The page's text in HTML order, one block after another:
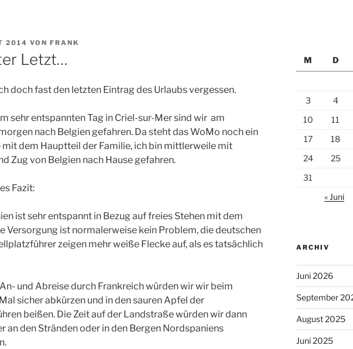
2014 VON FRANK
Letzt…
doch fast den letzten Eintrag des Urlaubs vergessen.
sehr entspannten Tag in Criel-sur-Mer sind wir am
nach Belgien gefahren. Da steht das WoMo noch ein
mit dem Hauptteil der Familie, ich bin mittlerweile mit
Zug von Belgien nach Hause gefahren.
Fazit:
ist sehr entspannt in Bezug auf freies Stehen mit dem
Versorgung ist normalerweise kein Problem, die deutschen
zeigen mehr weiße Flecke auf, als es tatsächlich
und Abreise durch Frankreich würden wir wir beim
sicher abkürzen und in den sauren Apfel der
beißen. Die Zeit auf der Landstraße würden wir dann
an den Stränden oder in den Bergen Nordspaniens
M D
3
4
10
11
17
18
24
25
31
« Juni
ARCHIV
Juni 2026
September
August 2025
Juni 2025